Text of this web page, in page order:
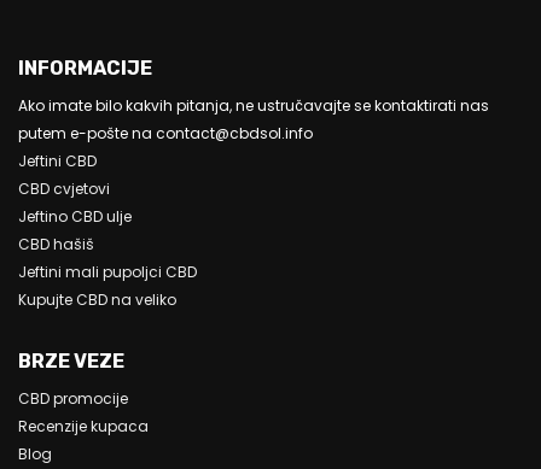
INFORMACIJE
Ako imate bilo kakvih pitanja, ne ustručavajte se kontaktirati nas
putem e-pošte na contact@cbdsol.info
Jeftini CBD
CBD cvjetovi
Jeftino CBD ulje
CBD hašiš
Jeftini mali pupoljci CBD
Kupujte CBD na veliko
BRZE VEZE
CBD promocije
Recenzije kupaca
Blog